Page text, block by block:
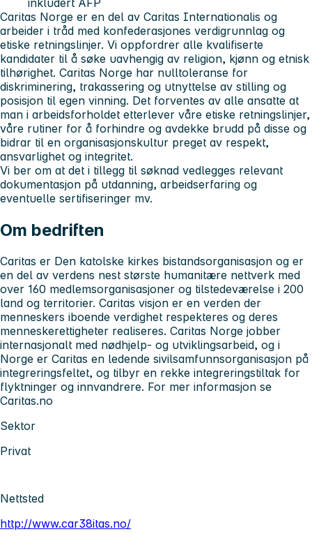
Caritas Norge er en del av Caritas Internationalis og
arbeider i tråd med konfederasjones verdigrunnlag og
etiske retningslinjer. Vi oppfordrer alle kvalifiserte
kandidater til å søke uavhengig av religion, kjønn og etnisk
tilhørighet. Caritas Norge har nulltoleranse for
diskriminering, trakassering og utnyttelse av stilling og
posisjon til egen vinning. Det forventes av alle ansatte at
man i arbeidsforholdet etterlever våre etiske retningslinjer,
våre rutiner for å forhindre og avdekke brudd på disse og
bidrar til en organisasjonskultur preget av respekt,
ansvarlighet og integritet.
Vi ber om at det i tillegg til søknad vedlegges relevant
dokumentasjon på utdanning, arbeidserfaring og
eventuelle sertifiseringer mv.
Om bedriften
Caritas er Den katolske kirkes bistandsorganisasjon og er
en del av verdens nest største humanitære nettverk med
over 160 medlemsorganisasjoner og tilstedeværelse i 200
land og territorier. Caritas visjon er en verden der
menneskers iboende verdighet respekteres og deres
menneskerettigheter realiseres. Caritas Norge jobber
internasjonalt med nødhjelp- og utviklingsarbeid, og i
Norge er Caritas en ledende sivilsamfunnsorganisasjon på
integreringsfeltet, og tilbyr en rekke integreringstiltak for
flyktninger og innvandrere. For mer informasjon se
Caritas.no
Sektor
Privat
Nettsted
http://www.car38itas.no/